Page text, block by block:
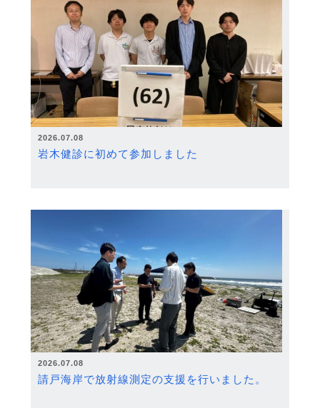
2026.07.08
岩木健診に初めて参加しました
2026.07.08
請戸海岸で放射線測定の支援を行いました。